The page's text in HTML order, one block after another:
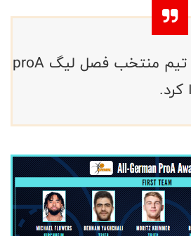
بهنام یخچالی در تیم منتخب فصل لیگ proA
کرد.